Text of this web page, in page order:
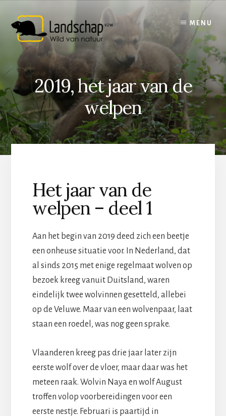
content
MENU
2019, het jaar van de
welpen
Het jaar van de
welpen – deel 1
Aan het begin van 2019 deed zich een beetje
een onheuse situatie voor. In Nederland, dat
al sinds 2015 met enige regelmaat wolven op
bezoek kreeg vanuit Duitsland, waren
eindelijk twee wolvinnen gesetteld, allebei
op de Veluwe. Maar van een wolvenpaar, laat
staan een roedel, was nog geen sprake.
Vlaanderen kreeg pas drie jaar later zijn
eerste wolf over de vloer, maar daar was het
meteen raak. Wolvin Naya en wolf August
troffen volop voorbereidingen voor een
eerste nestje. Februari is paartijd in